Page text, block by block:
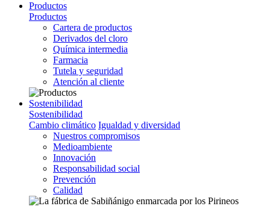
Productos
Productos
Cartera de productos
Derivados del cloro
Química intermedia
Farmacia
Tutela y seguridad
Atención al cliente
Sostenibilidad
Sostenibilidad
Cambio climático Igualdad y diversidad
Nuestros compromisos
Medioambiente
Innovación
Responsabilidad social
Prevención
Calidad